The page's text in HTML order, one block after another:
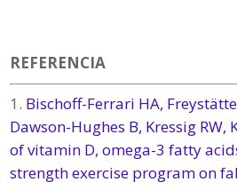
REFERENCIA
Bischoff-Ferrari HA,
Dawson-Hughes B, Kressig RW,
of vitamin D, omega-3 fatty
strength exercise program on